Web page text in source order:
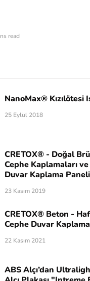
read
NanoMax® Kızılötesi
25 Eylül 2018
CRETOX® - Doğal
Cephe Kaplamaları
Duvar Kaplama Paneli
23 Kasım 2019
CRETOX® Beton -
Cephe Duvar
22 Kasım 2021
ABS Alçı’dan